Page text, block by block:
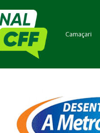
Camaçari